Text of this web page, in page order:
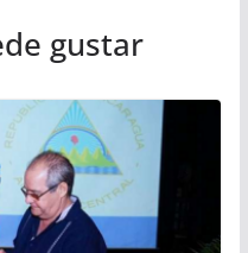
gustar